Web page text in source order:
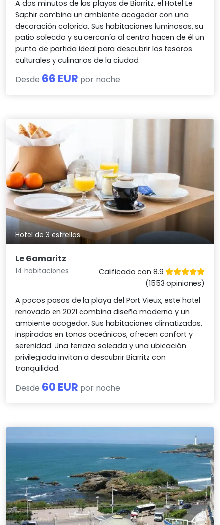
A dos minutos de las playas de Biarritz, el Hotel Le
Saphir combina un ambiente acogedor con una
decoración colorida. Sus habitaciones luminosas, su
patio soleado y su cercanía al centro hacen de él un
punto de partida ideal para descubrir los tesoros
culturales y culinarios de la ciudad.
Desde 66 EUR por noche
Hotel de 3 estrellas
Le Gamaritz
14 habitaciones
Calificado con 8.9
(1553 opiniones)
A pocos pasos de la playa del Port Vieux, este hotel
renovado en 2021 combina diseño moderno y un
ambiente acogedor. Sus habitaciones climatizadas,
inspiradas en tonos oceánicos, ofrecen confort y
serenidad. Una terraza soleada y una ubicación
privilegiada invitan a descubrir Biarritz con
tranquilidad.
Desde 60 EUR por noche